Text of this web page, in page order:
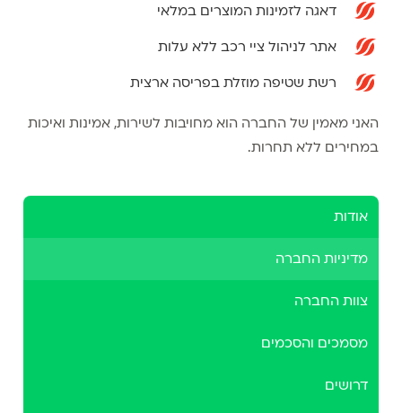
אודות
מדיניות החברה
צוות החברה
מסמכים והסכמים
דרושים
דאגה לזמינות המוצרים במלאי
אתר לניהול ציי רכב ללא עלות
רשת שטיפה מוזלת בפריסה ארצית
האני מאמין של החברה הוא מחויבות לשירות, אמינות ואיכות
במחירים ללא תחרות.